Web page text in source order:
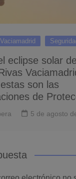
eclipse solar
son las
de
5 de agosto